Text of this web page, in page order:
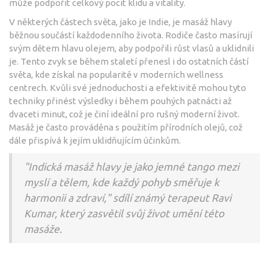
může podpořit celkový pocit klidu a vitality.
V některých částech světa, jako je Indie, je masáž hlavy
běžnou součástí každodenního života. Rodiče často masírují
svým dětem hlavu olejem, aby podpořili růst vlasů a uklidnili
je. Tento zvyk se během staletí přenesl i do ostatních částí
světa, kde získal na popularitě v moderních wellness
centrech. Kvůli své jednoduchosti a efektivitě mohou tyto
techniky přinést výsledky i během pouhých patnácti až
dvaceti minut, což je činí ideální pro rušný moderní život.
Masáž je často prováděna s použitím přírodních olejů, což
dále přispívá k jejím uklidňujícím účinkům.
"Indická masáž hlavy je jako jemné tango mezi
myslí a tělem, kde každý pohyb směřuje k
harmonii a zdraví," sdílí známý terapeut Ravi
Kumar, který zasvětil svůj život umění této
masáže.